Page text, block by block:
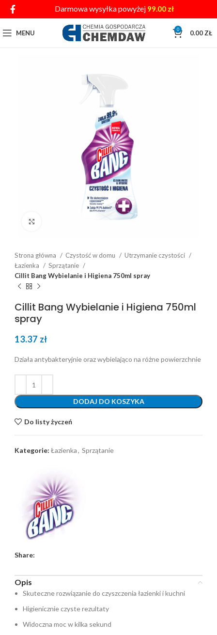
Darmowa wysyłka powyżej 99.00 zł
MENU 0 0.00 ZŁ
Strona główna Czystość w domu
Utrzymanie czystości
Łazienka
Sprzątanie
Cillit Bang Wybielanie i Higiena 750ml spray
Cillit Bang Wybielanie i Higiena 750ml
spray
13.37 zł
Działa antybakteryjnie oraz wybielająco na różne powierzchnie
DODAJ DO KOSZYKA
Do listy życzeń
Kategorie: Łazienka, Sprzątanie
Share:
Opis
Skuteczne rozwiązanie do czyszczenia łazienki i kuchni
Higienicznie czyste rezultaty
Widoczna moc w kilka sekund